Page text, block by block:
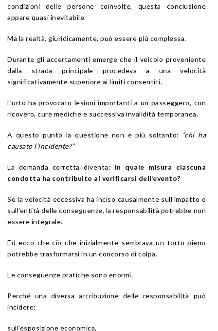
condizioni delle persone coinvolte, questa conclusione
appare quasi inevitabile.
Ma la realtà, giuridicamente, può essere più complessa.
Durante gli accertamenti emerge che il veicolo proveniente
dalla strada principale procedeva a una velocità
significativamente superiore ai limiti consentiti.
L’urto ha provocato lesioni importanti a un passeggero, con
ricovero, cure mediche e successiva invalidità temporanea.
A questo punto la questione non è più soltanto:
“chi ha
causato l’incidente?”
La domanda corretta diventa: in quale misura ciascuna
condotta ha contribuito al verificarsi dell’evento?
Se la velocità eccessiva ha inciso causalmente sull’impatto o
sull’entità delle conseguenze, la responsabilità potrebbe non
essere integrale.
Ed ecco che ciò che inizialmente sembrava un torto pieno
potrebbe trasformarsi in un concorso di colpa.
Le conseguenze pratiche sono enormi.
Perché una diversa attribuzione delle responsabilità può
incidere:
sull’esposizione economica,